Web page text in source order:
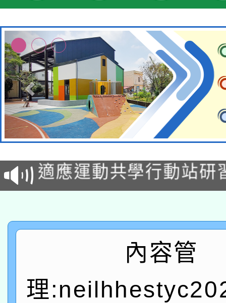
本校115學年度第2次
招甄選結果公告(無人
招)
適應運動共學行動站研
本館辦理115年度閱讀
暨閱讀推動專業研習
A3數位素養講師名單
「數位內容與教學軟
pilot」
有關大陸委員會函釋公
內容管
理